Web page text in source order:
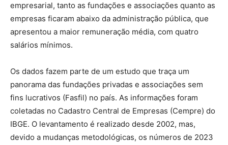
empresarial, tanto as fundações e associações quanto as
empresas ficaram abaixo da administração pública, que
apresentou a maior remuneração média, com quatro
salários mínimos.
Os dados fazem parte de um estudo que traça um
panorama das fundações privadas e associações sem
fins lucrativos (Fasfil) no país. As informações foram
coletadas no Cadastro Central de Empresas (Cempre) do
IBGE. O levantamento é realizado desde 2002, mas,
devido a mudanças metodológicas, os números de 2023